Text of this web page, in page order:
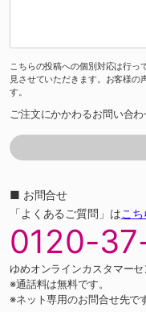
こちらの投稿への個別対応は行っ
見させていただきます。お客様の
す。
ご注文にかかわるお問い合わ
■ お問合せ
「よくあるご質問」はこち
0120-
ゆめオンラインカスタマー
※通話料は無料です。
※ネット専用のお問合せ先で